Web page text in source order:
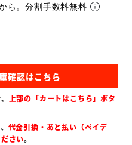
ら。分割手数料無料
上部の「カートはこちら」ボタ
代金引換・あと払い（ペイデ
さい。